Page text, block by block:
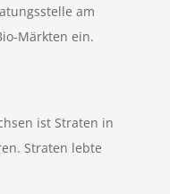
am
Märkten ein.
ist Straten in
Straten lebte